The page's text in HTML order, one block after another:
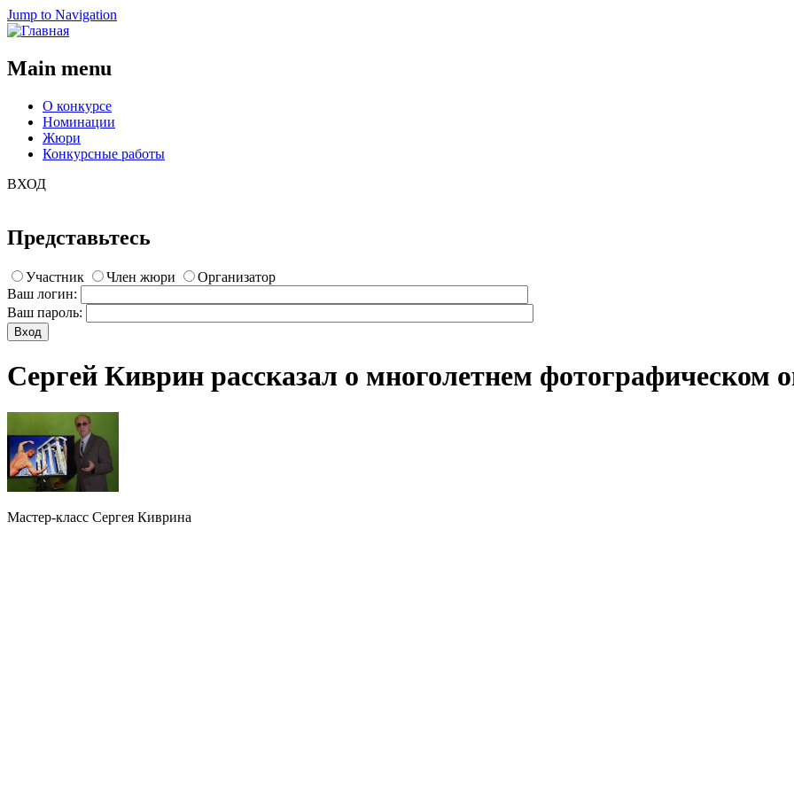
Jump to Navigation
Main menu
О конкурсе
Номинации
Жюри
Конкурсные работы
ВХОД
Представьтесь
Участник Член жюри
Организатор
Ваш логин:
Ваш пароль:
Сергей Киврин рассказал о многолетнем фотографическом
Мастер-класс Сергея Киврина